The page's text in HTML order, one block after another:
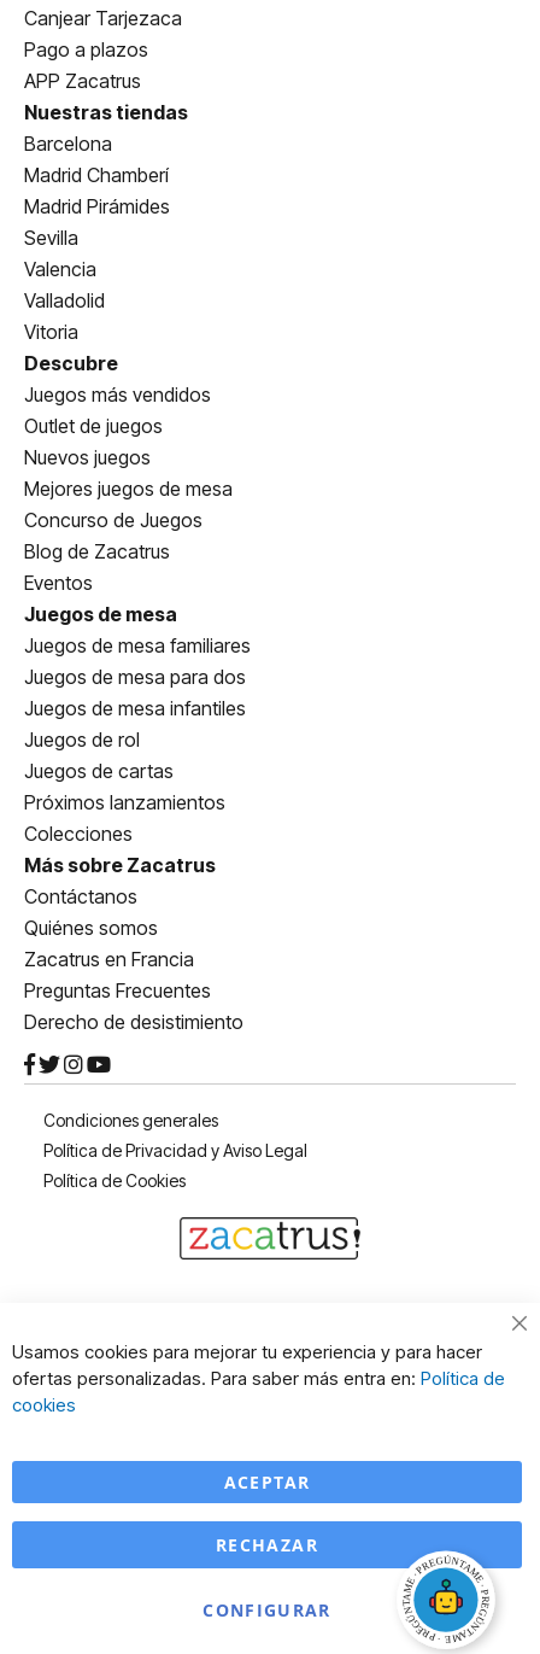
Canjear Tarjezaca
Pago a plazos
APP Zacatrus
Nuestras tiendas
Barcelona
Madrid Chamberí
Madrid Pirámides
Sevilla
Valencia
Valladolid
Vitoria
Descubre
Juegos más vendidos
Outlet de juegos
Nuevos juegos
Mejores juegos de mesa
Concurso de Juegos
Blog de Zacatrus
Eventos
Juegos de mesa
Juegos de mesa familiares
Juegos de mesa para dos
Juegos de mesa infantiles
Juegos de rol
Juegos de cartas
Próximos lanzamientos
Colecciones
Más sobre Zacatrus
Contáctanos
Quiénes somos
Zacatrus en Francia
Preguntas Frecuentes
Derecho de desistimiento
Condiciones generales
Política de Privacidad y Aviso Legal
Política de Cookies
Usamos cookies para mejorar tu experiencia y para hacer
ofertas personalizadas. Para saber más entra en: Política de
cookies
ACEPTAR
CONFIGURAR
RECHAZAR